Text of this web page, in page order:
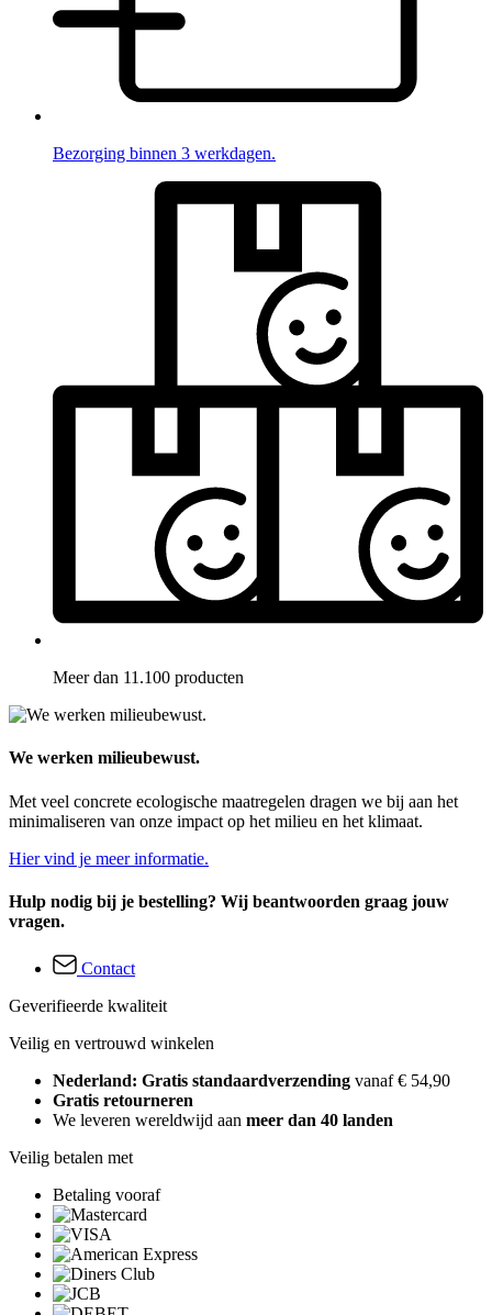
Bezorging binnen 3 werkdagen.
Meer dan 11.100 producten
We werken milieubewust.
Met veel concrete ecologische maatregelen dragen we bij aan het
minimaliseren van onze impact op het milieu en het klimaat.
Hier vind je meer informatie.
Hulp nodig bij je bestelling? Wij beantwoorden graag jouw
vragen.
Contact
Geverifieerde kwaliteit
Veilig en vertrouwd winkelen
Nederland: Gratis standaardverzending vanaf € 54,90
Gratis retourneren
We leveren wereldwijd aan meer dan 40 landen
Veilig betalen met
Betaling vooraf